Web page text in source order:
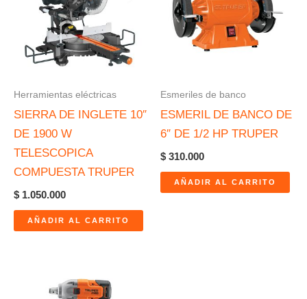
Herramientas eléctricas
SIERRA DE INGLETE 10″
DE 1900 W
TELESCOPICA
COMPUESTA TRUPER
$ 1.050.000
AÑADIR AL CARRITO
Esmeriles de banco
ESMERIL DE BANCO DE
6″ DE 1/2 HP TRUPER
$ 310.000
AÑADIR AL CARRITO